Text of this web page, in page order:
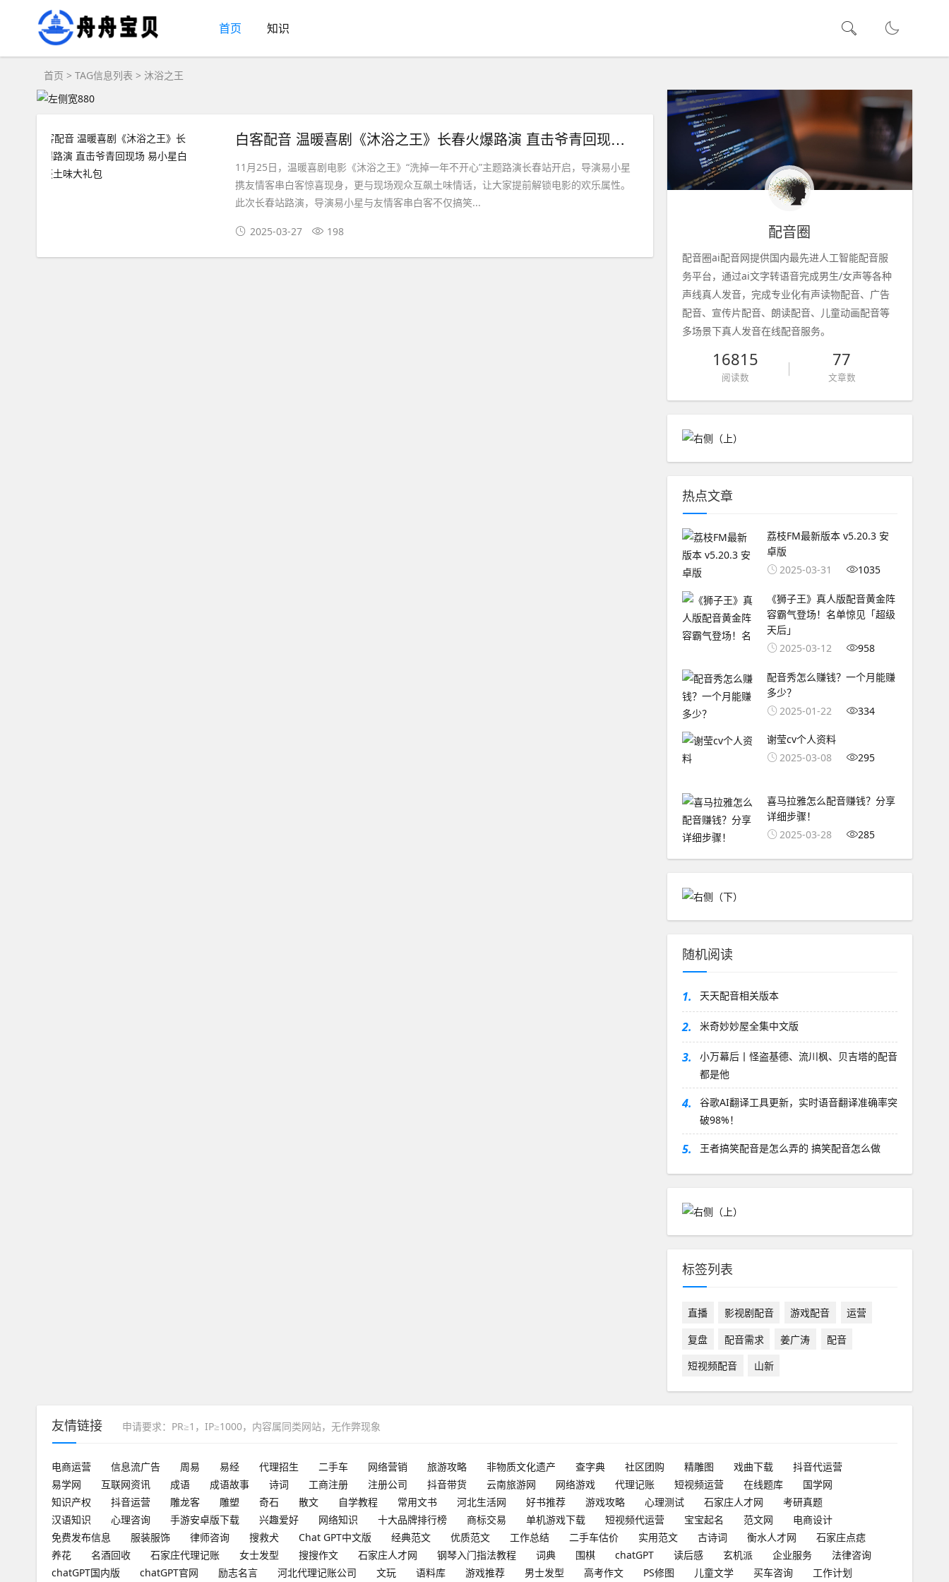
首页 知识
首页 > TAG信息列表 > 沐浴之王
白客配音 温暖喜剧《沐浴之王》长春火爆路演 直击爷青回现场 易小星白客收获土味大礼包
11月25日，温暖喜剧电影《沐浴之王》“洗掉一年不开心”主题路演长春站开启，导演易小星
携友情客串白客惊喜现身，更与现场观众互飙土味情话，让大家提前解锁电影的欢乐属性。
此次长春站路演，导演易小星与友情客串白客不仅搞笑...
2025-03-27 198 配音圈
配音圈ai配音网提供国内最先进人工智能配音服
务平台，通过ai文字转语音完成男生/女声等各种
声线真人发音，完成专业化有声读物配音、广告
配音、宣传片配音、朗读配音、儿童动画配音等
多场景下真人发音在线配音服务。
16815
阅读数
77
文章数
热点文章
荔枝FM最新版本 v5.20.3 安
卓版
2025-03-31
1035
《狮子王》真人版配音黄金阵
容霸气登场！名单惊见「超级
天后」
2025-03-12
958
配音秀怎么赚钱？一个月能赚
多少？
2025-01-22
334
谢莹cv个人资料
2025-03-08
295
喜马拉雅怎么配音赚钱？分享
详细步骤！
2025-03-28
285
随机阅读
1. 天天配音相关版本
2. 米奇妙妙屋全集中文版
3.
小万幕后丨怪盗基德、流川枫、贝吉塔的配音
都是他
4.
谷歌AI翻译工具更新，实时语音翻译准确率突
破98%！
5. 王者搞笑配音是怎么弄的 搞笑配音怎么做
标签列表
直播 影视剧配音 游戏配音
运营
复盘
配音需求 姜广涛
配音
短视频配音
山新
友情链接 申请要求：PR≥1，IP≥1000，内容属同类网站，无作弊现象
电商运营 信息流广告 周易 易经 代理招生 二手车 网络营销 旅游攻略 非物质文化遗产 查字典 社区团购 精雕图 戏曲下载
抖音代运营
易学网
互联网资讯 成语 成语故事 诗词 工商注册 注册公司 抖音带货 云南旅游网 网络游戏 代理记账 短视频运营 在线题库
国学网
知识产权
抖音运营 雕龙客 雕塑 奇石 散文 自学教程 常用文书 河北生活网 好书推荐 游戏攻略 心理测试 石家庄人才网
考研真题
汉语知识
心理咨询 手游安卓版下载 兴趣爱好 网络知识 十大品牌排行榜 商标交易 单机游戏下载 短视频代运营 宝宝起名 范文网
电商设计
免费发布信息
服装服饰 律师咨询 搜救犬 Chat GPT中文版 经典范文 优质范文 工作总结 二手车估价 实用范文 古诗词 衡水人才网
石家庄点痣
养花
名酒回收 石家庄代理记账 女士发型 搜搜作文 石家庄人才网 钢琴入门指法教程 词典 围棋 chatGPT 读后感 玄机派 企业服务
法律咨询
chatGPT国内版
chatGPT官网 励志名言 河北代理记账公司 文玩 语料库 游戏推荐 男士发型 高考作文 PS修图 儿童文学 买车咨询 工作计划